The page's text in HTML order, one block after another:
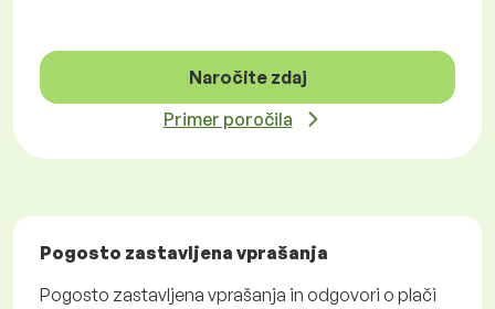
Naročite zdaj
Primer poročila
Pogosto zastavljena vprašanja
Pogosto zastavljena vprašanja in odgovori o plači